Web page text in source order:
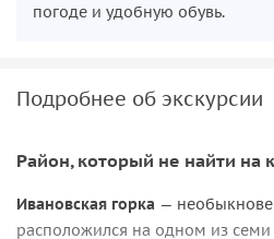
погоде и удобную обувь.
Подробнее об экскурсии
Район, который не найти на
Ивановская горка —
расположился на одном из